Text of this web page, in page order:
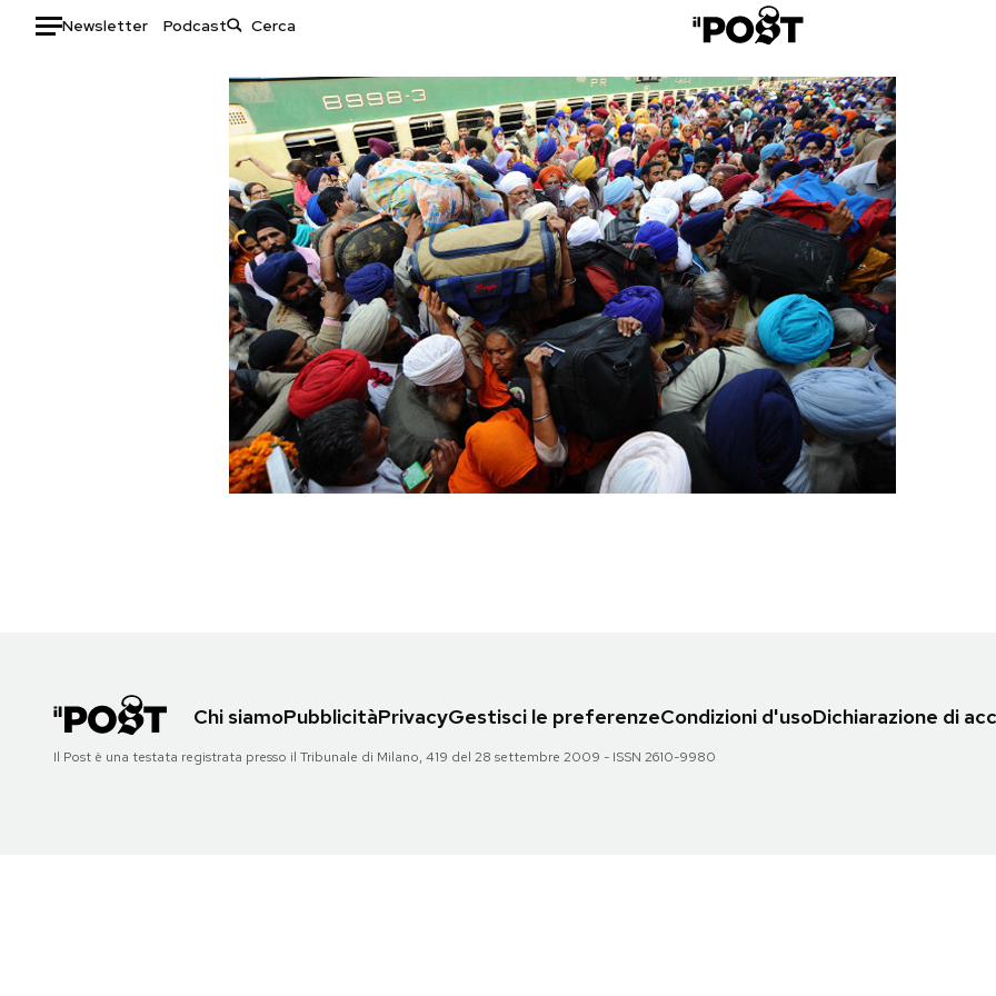
Newsletter Podcast
Auto
Moda
Libri
Consumismi
Storie/Idee
Ok Boomer!
Media
Europa
Altrecose
Mondiali calcio 2026
SHOP
Chi siamoPubblicitàPrivacyGestisci le preferenzeCondizioni d'usoDichiarazione di
Il Post è una testata registrata presso il Tribunale di Milano, 419 del 28 settembre 2009 - ISSN 2610-9980